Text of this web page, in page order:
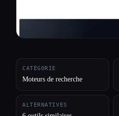
CATÉGORIE
Moteurs de recherche
ALTERNATIVES